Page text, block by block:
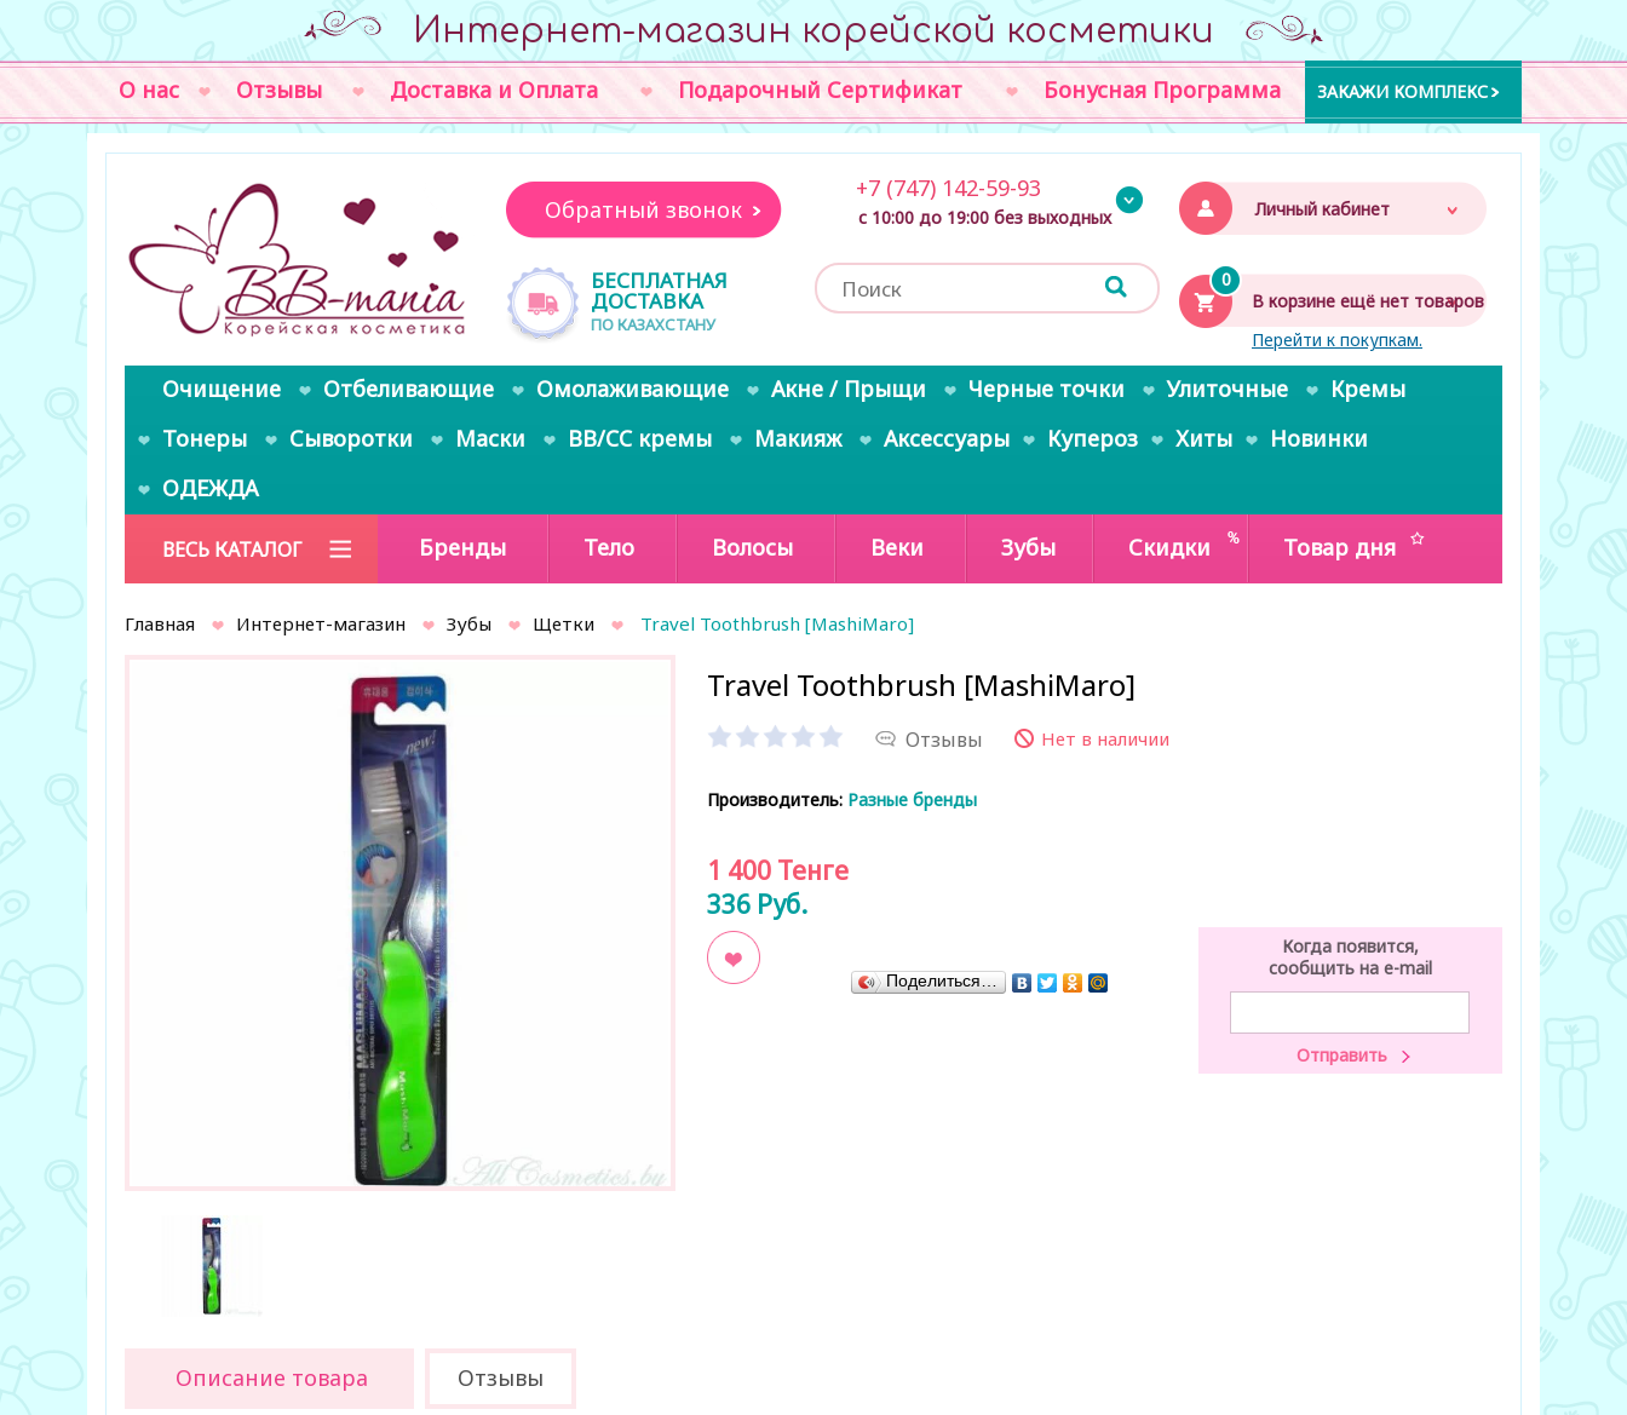
Интернет-магазин корейской косметики
О нас Отзывы Доставка и Оплата Подарочный Сертификат Бонусная Программа ЗАКАЖИ КОМПЛЕКС
Личный кабинет
0
В корзине ещё нет товаров
Перейти к покупкам.
Обратный звонок
БЕСПЛАТНАЯ
ДОСТАВКА
ПО КАЗАХСТАНУ
+7 (747) 142-59-93
с 10:00 до 19:00 без выходных
Очищение Отбеливающие Омолаживающие Акне / Прыщи Черные точки Улиточные
Кремы
Тонеры
Сыворотки Маски BB/CC кремы Макияж Аксессуары Купероз Хиты
Новинки
ОДЕЖДА
ВЕСЬ КАТАЛОГ Бренды Тело Волосы Веки Зубы Скидки Товар дня
Главная Интернет-магазин Зубы Щетки Travel Toothbrush [MashiMaro]
Travel Toothbrush [MashiMaro]
Отзывы Нет в наличии
Производитель: Разные бренды
1 400 Тенге
336 Руб.
Когда появится,
сообщить на e-mail
Поделиться…
Описание товара Отзывы